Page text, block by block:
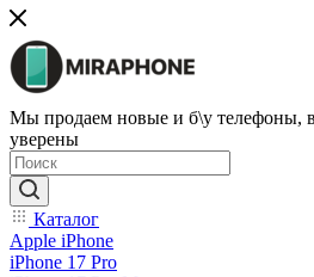
Мы продаем новые и б\у телефоны,
уверены
Каталог
Apple iPhone
iPhone 17 Pro